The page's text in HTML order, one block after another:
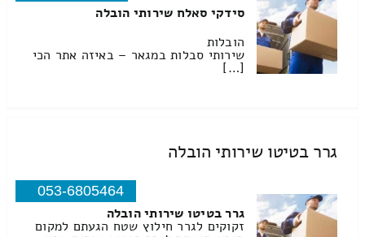
סידקי סאלח שירותי הובלה
הובלות
שירותי סבלות במגאר – באיזה אתר הכי
[…]
גרר בטיטו שירותי הובלה
053-6805464
גרר בטיטו שירותי הובלה
זקוקים לגרר חילוץ שטח הגעתם למקום